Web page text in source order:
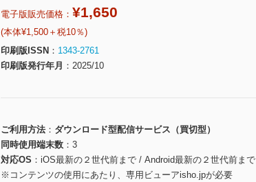
電子版販売価格： ¥1,650
(本体¥1,500＋税10％)
印刷版ISSN
1343-2761
印刷版発行年月
2025/10
ご利用方法
ダウンロード型配信サービス（買切型）
同時使用端末数
3
対応OS
iOS最新の２世代前まで / Android最新の２世代前まで
※コンテンツの使用にあたり、専用ビューアisho.jpが必要